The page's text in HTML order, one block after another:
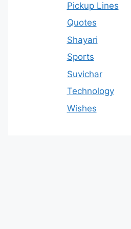
Pickup Lines
Quotes
Shayari
Sports
Suvichar
Technology
Wishes